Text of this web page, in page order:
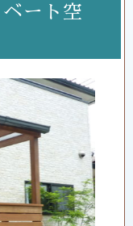
ート空
Next